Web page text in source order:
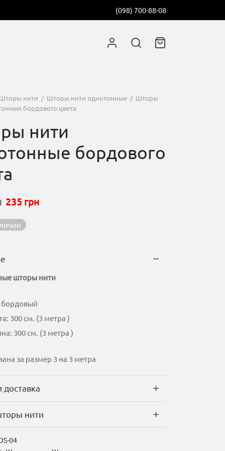
(098) 700-88-08
Шторы нити / Шторы нити однотонные / Шторы
бордового цвета
нити
бордового
235 грн
шторы нити
бордовый
300 см. (3 метра )
300 см. (3 метра )
за размер 3 на 3 метра
доставка
нити
04